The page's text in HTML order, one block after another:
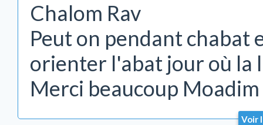
Chalom Rav
Peut on pendant chabat
orienter l'abat jour où la
Merci beaucoup
Voir